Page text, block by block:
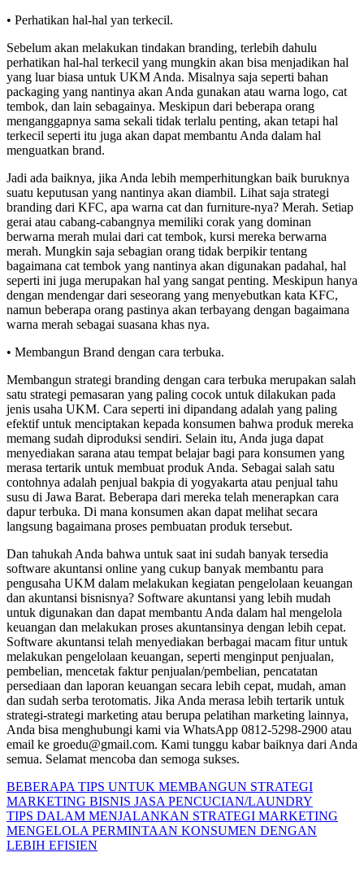
• Perhatikan hal-hal yan terkecil.
Sebelum akan melakukan tindakan branding, terlebih dahulu
perhatikan hal-hal terkecil yang mungkin akan bisa menjadikan hal
yang luar biasa untuk UKM Anda. Misalnya saja seperti bahan
packaging yang nantinya akan Anda gunakan atau warna logo, cat
tembok, dan lain sebagainya. Meskipun dari beberapa orang
menganggapnya sama sekali tidak terlalu penting, akan tetapi hal
terkecil seperti itu juga akan dapat membantu Anda dalam hal
menguatkan brand.
Jadi ada baiknya, jika Anda lebih memperhitungkan baik buruknya
suatu keputusan yang nantinya akan diambil. Lihat saja strategi
branding dari KFC, apa warna cat dan furniture-nya? Merah. Setiap
gerai atau cabang-cabangnya memiliki corak yang dominan
berwarna merah mulai dari cat tembok, kursi mereka berwarna
merah. Mungkin saja sebagian orang tidak berpikir tentang
bagaimana cat tembok yang nantinya akan digunakan padahal, hal
seperti ini juga merupakan hal yang sangat penting. Meskipun hanya
dengan mendengar dari seseorang yang menyebutkan kata KFC,
namun beberapa orang pastinya akan terbayang dengan bagaimana
warna merah sebagai suasana khas nya.
• Membangun Brand dengan cara terbuka.
Membangun strategi branding dengan cara terbuka merupakan salah
satu strategi pemasaran yang paling cocok untuk dilakukan pada
jenis usaha UKM. Cara seperti ini dipandang adalah yang paling
efektif untuk menciptakan kepada konsumen bahwa produk mereka
memang sudah diproduksi sendiri. Selain itu, Anda juga dapat
menyediakan sarana atau tempat belajar bagi para konsumen yang
merasa tertarik untuk membuat produk Anda. Sebagai salah satu
contohnya adalah penjual bakpia di yogyakarta atau penjual tahu
susu di Jawa Barat. Beberapa dari mereka telah menerapkan cara
dapur terbuka. Di mana konsumen akan dapat melihat secara
langsung bagaimana proses pembuatan produk tersebut.
Dan tahukah Anda bahwa untuk saat ini sudah banyak tersedia
software akuntansi online yang cukup banyak membantu para
pengusaha UKM dalam melakukan kegiatan pengelolaan keuangan
dan akuntansi bisnisnya? Software akuntansi yang lebih mudah
untuk digunakan dan dapat membantu Anda dalam hal mengelola
keuangan dan melakukan proses akuntansinya dengan lebih cepat.
Software akuntansi telah menyediakan berbagai macam fitur untuk
melakukan pengelolaan keuangan, seperti menginput penjualan,
pembelian, mencetak faktur penjualan/pembelian, pencatatan
persediaan dan laporan keuangan secara lebih cepat, mudah, aman
dan sudah serba terotomatis. Jika Anda merasa lebih tertarik untuk
strategi-strategi marketing atau berupa pelatihan marketing lainnya,
Anda bisa menghubungi kami via WhatsApp 0812-5298-2900 atau
email ke groedu@gmail.com. Kami tunggu kabar baiknya dari Anda
semua. Selamat mencoba dan semoga sukses.
BEBERAPA TIPS UNTUK MEMBANGUN STRATEGI
MARKETING BISNIS JASA PENCUCIAN/LAUNDRY
TIPS DALAM MENJALANKAN STRATEGI MARKETING
MENGELOLA PERMINTAAN KONSUMEN DENGAN
LEBIH EFISIEN